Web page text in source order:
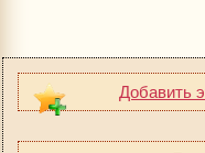
Добавить